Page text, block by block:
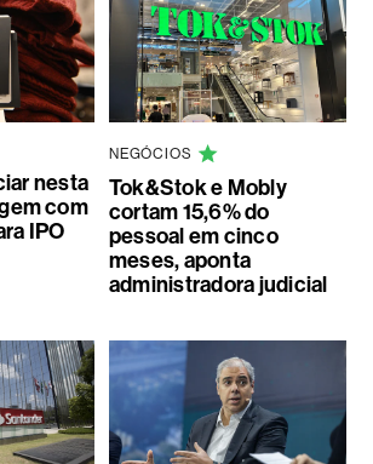
nesta
com
IPO
NEGÓCIOS
Tok&Stok e Mobly
cortam 15,6% do
pessoal em cinco
meses, aponta
administradora judicial